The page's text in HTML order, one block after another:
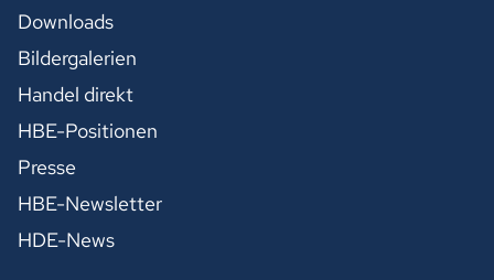
Downloads
Bildergalerien
Handel direkt
HBE-Positionen
Presse
HBE-Newsletter
HDE-News